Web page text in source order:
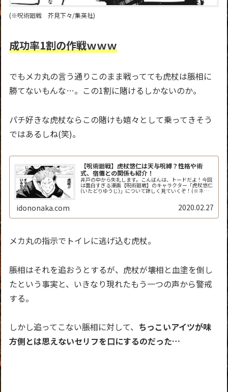
(※呪術廻戦 芥見下々/集英社)
成功率1割の作戦ｗｗｗ
でもメカ丸の言う通りこのまま戦ってても虎杖は脹相に
勝てないもんな…。この1割に賭けるしかないのか。
パチ好きな虎杖ならこの賭けも嬉々として乗ってきそう
ではあるしね(笑)。
【呪術廻戦】虎杖悠仁は天与呪縛？性格や術
式、宿儺との関係も紹介！
井戸の中から失礼します。こんばんは、トードだよ！今回
は面白すぎる漫画【呪術廻戦】のキャラクター「虎杖悠仁
(いたどりゆうじ)」について詳しく見ていくぞ！(※ネタ
idononaka.com 2020.02.27
メカ丸の指示でトイレに逃げ込む虎杖。
脹相はそれを追おうとするが、虎杖が壊相と血塗を倒し
たという事実と、いきなり現れたもう一つの声から警戒
する。
しかし追ってこない脹相に対して、 ちっこいアイツが味
方側とは思えないセリフを口にするのだった…